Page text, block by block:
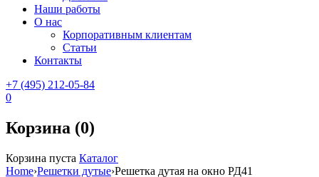
Наши работы
О нас
Корпоративным клиентам
Статьи
Контакты
+7 (495) 212-05-84
0
Корзина (0)
Корзина пуста Каталог
Home›Решетки дутые›Решетка дутая на окно РД41